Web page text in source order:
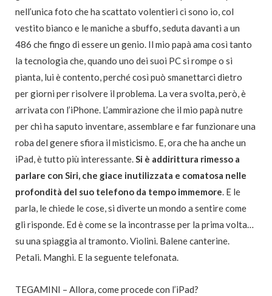
nell’unica foto che ha scattato volentieri ci sono io, col
vestito bianco e le maniche a sbuffo, seduta davanti a un
486 che fingo di essere un genio. Il mio papà ama così tanto
la tecnologia che, quando uno dei suoi PC si rompe o si
pianta, lui è contento, perché così può smanettarci dietro
per giorni per risolvere il problema. La vera svolta, però, è
arrivata con l’iPhone. L’ammirazione che il mio papà nutre
per chi ha saputo inventare, assemblare e far funzionare una
roba del genere sfiora il misticismo. E, ora che ha anche un
iPad, è tutto più interessante.Si è addirittura rimesso a
parlare con Siri, che giace inutilizzata e comatosa nelle
profondità del suo telefono da tempo immemore. E le
parla, le chiede le cose, si diverte un mondo a sentire come
gli risponde. Ed è come se la incontrasse per la prima volta…
su una spiaggia al tramonto. Violini. Balene canterine.
Petali. Manghi. E la seguente telefonata.
TEGAMINI – Allora, come procede con l’iPad?